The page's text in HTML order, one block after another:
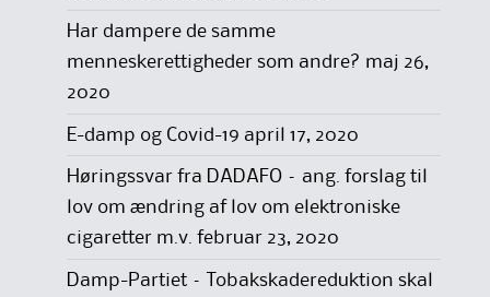
Har dampere de samme
menneskerettigheder som andre? maj 26,
2020
E-damp og Covid-19 april 17, 2020
Høringssvar fra DADAFO – ang. forslag til
lov om ændring af lov om elektroniske
cigaretter m.v. februar 23, 2020
Damp-Partiet – Tobakskadereduktion skal